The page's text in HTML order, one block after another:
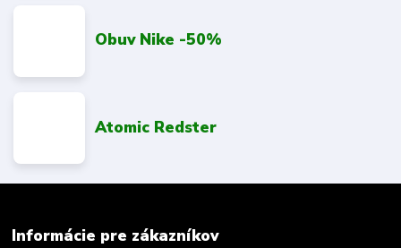
Obuv Nike -50%
Atomic Redster
Informácie pre zákazníkov